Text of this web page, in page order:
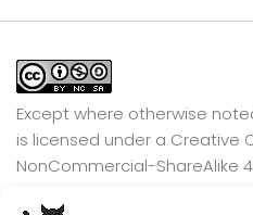
Except where otherwise
is licensed under a Creative
NonCommercial-ShareAlike